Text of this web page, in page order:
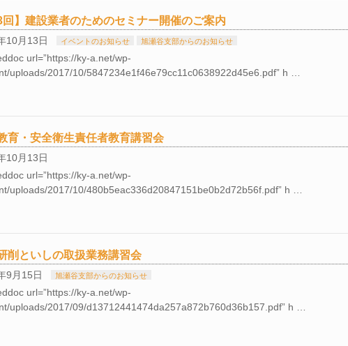
回】建設業者のためのセミナー開催のご案内
10月13日 イベントのお知らせ 旭瀬谷支部からのお知らせ
url=”https://ky-a.net/wp-
uploads/2017/10/5847234e1f46e79cc11c0638922d45e6.pdf” h …
育・安全衛生責任者教育講習会
10月13日
url=”https://ky-a.net/wp-
uploads/2017/10/480b5eac336d20847151be0b2d72b56f.pdf” h …
削といしの取扱業務講習会
9月15日 旭瀬谷支部からのお知らせ
url=”https://ky-a.net/wp-
uploads/2017/09/d13712441474da257a872b760d36b157.pdf” h …